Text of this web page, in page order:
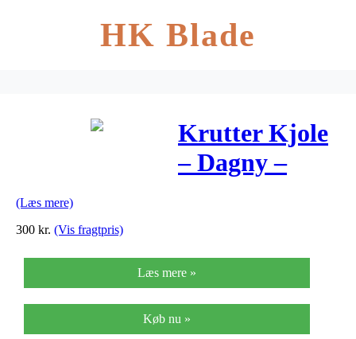
HK Blade
Krutter Kjole
– Dagny –
(Læs mere)
300 kr. (Vis fragtpris)
Læs mere »
Køb nu »